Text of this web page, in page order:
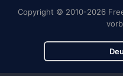
Copyright © 2010-2026